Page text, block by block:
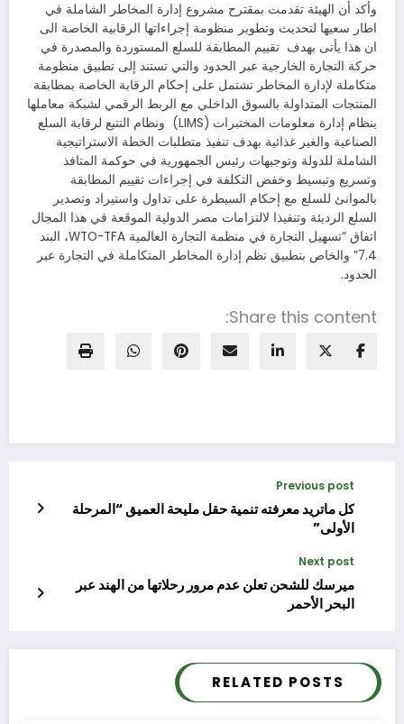
وأكد أن الهيئة تقدمت بمقترح مشروع إدارة المخاطر الشاملة في
اطار سعيها لتحديث وتطوير منظومة إجراءاتها الرقابية الخاصة الى
ان هذا يأتى بهدف تقييم المطابقة للسلع المستوردة والمصدرة في
حركة التجارة الخارجية عبر الحدود والتي تستند إلى تطبيق منظومة
متكاملة لإدارة المخاطر تشتمل على إحكام الرقابة الخاصة بمطابقة
المنتجات المتداولة بالسوق الداخلي مع الربط الرقمي لشبكة معاملها
بنظام إدارة معلومات المختبرات (LIMS) ونظام التتبع لرقابة السلع
الصناعية والغير غذائية بهدف تنفيذ متطلبات الخطة الاستراتيجية
الشاملة للدولة وتوجيهات رئيس الجمهورية في حوكمة المنافذ
وتسريع وتبسيط وخفض التكلفة في إجراءات تقييم المطابقة
بالموانئ للسلع مع إحكام السيطرة على تداول واستيراد وتصدير
السلع الرديئة وتنفيذا لالتزامات مصر الدولية الموقعة في هذا المجال
اتفاق “تسهيل التجارة في منظمة التجارة العالمية WTO-TFA، البند
7.4” والخاص بتطبيق نظم إدارة المخاطر المتكاملة في التجارة عبر
الحدود.
Share this content:
Previous post
كل ماتريد معرفته تنمية حقل مليحة العميق “المرحلة
الأولى”
Next post
ميرسك للشحن تعلن عدم مرور رحلاتها من الهند عبر
البحر الأحمر
RELATED POSTS